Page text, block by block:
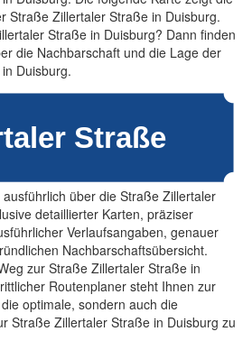
Straße Zillertaler Straße in Duisburg.
Straße in Duisburg? Dann finden
die Nachbarschaft und die Lage der
Duisburg.
über die Straße Zillertaler
detaillierter Karten, präziser
Verlaufsangaben, genauer
Nachbarschaftsübersicht.
zur Straße Zillertaler Straße in
Routenplaner steht Ihnen zur
optimale, sondern auch die
Straße Zillertaler Straße in Duisburg zu